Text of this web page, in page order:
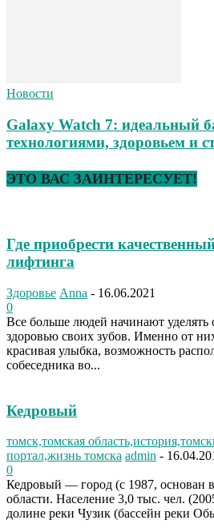
Новости
Galaxy Watch 7: идеальный
технологиями, здоровьем и
ЭТО ВАС ЗАИНТЕРЕСУЕТ!
Где приобрести
лифтинга
Здоровье Anna - 16.06.2021
0
Все больше людей начинают уделять
здоровью своих зубов. Именно от
красивая улыбка, возможность
собеседника во...
Кедровый
томск,томская
портал,жизнь томска admin -
0
Кедровый — город (с 1987, основан
области. Население 3,0 тыс. чел.
долине реки Чузик (бассейн реки